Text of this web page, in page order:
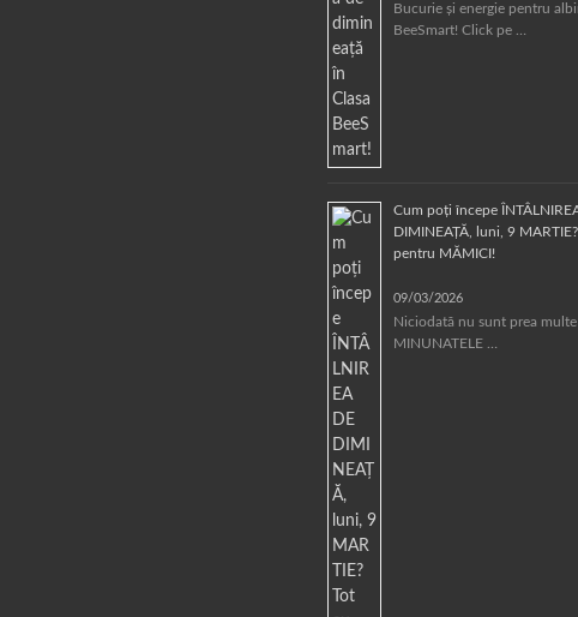
Bucurie și energie pentru
BeeSmart! Click pe …
Cum poți începe
DIMINEAȚĂ, luni, 9
pentru MĂMICI!
09/03/2026
Niciodată nu sunt prea
MINUNATELE …